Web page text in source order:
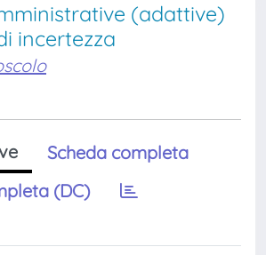
(adattive)
incertezza
Scheda completa
(DC)